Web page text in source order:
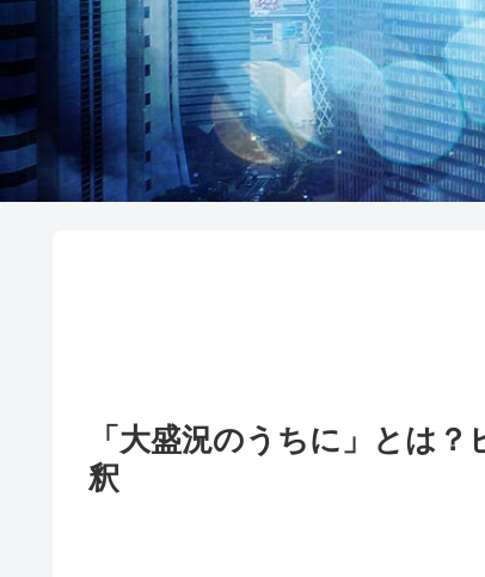
「大盛況のうちに」とは
釈